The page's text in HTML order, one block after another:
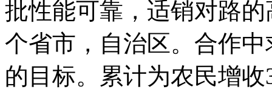
批性能可靠，适销对路
个省市，自治区。合作
的目标。累计为农民增